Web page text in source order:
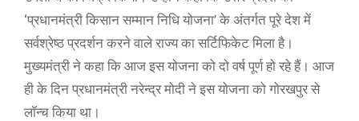
‘प्रधानमंत्री किसान सम्मान निधि योजना’ के अंतर्गत पूरे देश में
सर्वश्रेष्ठ प्रदर्शन करने वाले राज्य का सर्टिफिकेट मिला है।
मुख्यमंत्री ने कहा कि आज इस योजना को दो वर्ष पूर्ण हो रहे हैं। आज
ही के दिन प्रधानमंत्री नरेन्द्र मोदी ने इस योजना को गोरखपुर से
लॉन्च किया था।